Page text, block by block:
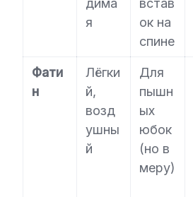
дима
я
встав
ок на
спине
Фати
н
Лёгки
й,
возд
ушны
й
Для
пышн
ых
юбок
(но в
меру)